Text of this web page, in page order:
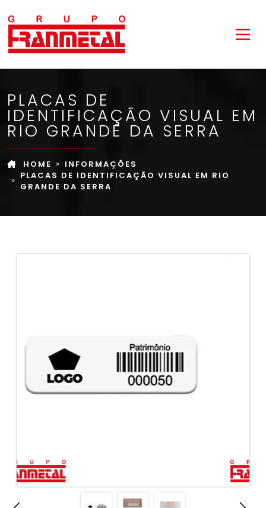
PLACAS DE
IDENTIFICAÇÃO VISUAL EM
RIO GRANDE DA SERRA
HOME
INFORMAÇÕES
PLACAS DE IDENTIFICAÇÃO VISUAL EM RIO
GRANDE DA SERRA